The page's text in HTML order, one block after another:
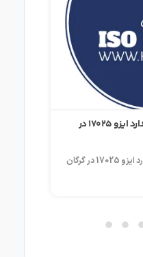
مشاور اخد گواهینامه استاندارد ایزو 17025 در
مشاور اخذ گواهینامه استاندارد ایزو 17025 در گرگان